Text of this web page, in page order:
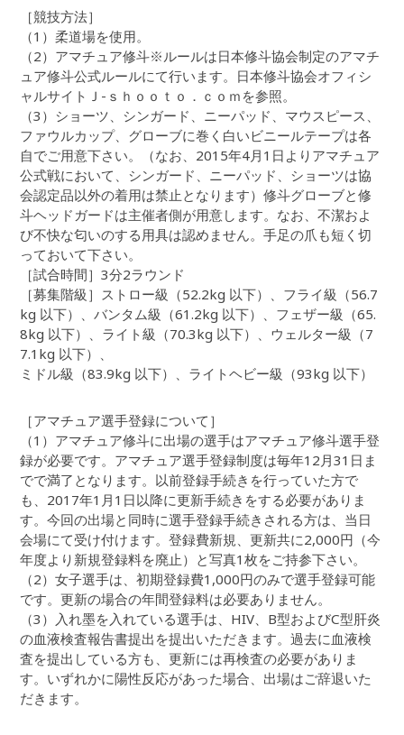
［競技方法］
（1）柔道場を使用。
（2）アマチュア修斗※ルールは日本修斗協会制定のアマチ
ュア修斗公式ルールにて行います。日本修斗協会オフィシ
ャルサイトＪ-ｓｈｏｏｔｏ．ｃｏｍを参照。
（3）ショーツ、シンガード、ニーパッド、マウスピース、
ファウルカップ、グローブに巻く白いビニールテープは各
自でご用意下さい。（なお、2015年4月1日よりアマチュア
公式戦において、シンガード、ニーパッド、ショーツは協
会認定品以外の着用は禁止となります）修斗グローブと修
斗ヘッドガードは主催者側が用意します。なお、不潔およ
び不快な匂いのする用具は認めません。手足の爪も短く切
っておいて下さい。
［試合時間］3分2ラウンド
［募集階級］ストロー級（52.2kg 以下）、フライ級（56.7
kg 以下）、バンタム級（61.2kg 以下）、フェザー級（65.
8kg 以下）、ライト級（70.3kg 以下）、ウェルター級（7
7.1kg 以下）、
ミドル級（83.9kg 以下）、ライトヘビー級（93kg 以下）
［アマチュア選手登録について］
（1）アマチュア修斗に出場の選手はアマチュア修斗選手登
録が必要です。アマチュア選手登録制度は毎年12月31日ま
でで満了となります。以前登録手続きを行っていた方で
も、2017年1月1日以降に更新手続きをする必要がありま
す。今回の出場と同時に選手登録手続きされる方は、当日
会場にて受け付けます。登録費新規、更新共に2,000円（今
年度より新規登録料を廃止）と写真1枚をご持参下さい。
（2）女子選手は、初期登録費1,000円のみで選手登録可能
です。更新の場合の年間登録料は必要ありません。
（3）入れ墨を入れている選手は、HIV、B型およびC型肝炎
の血液検査報告書提出を提出いただきます。過去に血液検
査を提出している方も、更新には再検査の必要がありま
す。いずれかに陽性反応があった場合、出場はご辞退いた
だきます。